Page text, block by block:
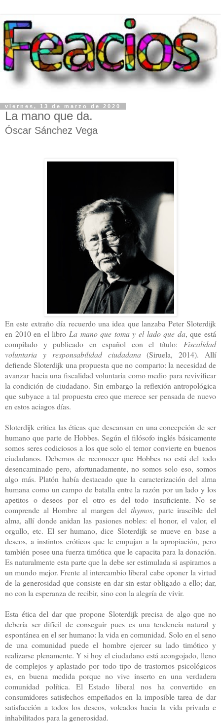
viernes, 13 de marzo de 2020
La mano que da.
Óscar Sánchez Vega
En este extraño día recuerdo una idea que lanzaba Peter Sloterdijk
en 2010 en el libro La mano que toma y el lado que da, que está
compilado y publicado en español con el título: Fiscalidad
voluntaria y responsabilidad ciudadana(Siruela, 2014). Allí
defiende Sloterdijk una propuesta que no comparto: la necesidad de
avanzar hacia una fiscalidad voluntaria como medio para revivificar
la condición de ciudadano. Sin embargo la reflexión antropológica
que subyace a tal propuesta creo que merece ser pensada de nuevo
en estos aciagos días.
Sloterdijk critica las éticas que descansan en una concepción de ser
humano que parte de Hobbes. Según el filósofo inglés básicamente
somos seres codiciosos a los que solo el temor convierte en buenos
ciudadanos. Debemos de reconocer que Hobbes no está del todo
desencaminado pero, afortunadamente, no somos solo eso, somos
algo más. Platón había destacado que la caracterización del alma
humana como un campo de batalla entre la razón por un lado y los
apetitos o deseos por el otro es del todo insuficiente. No se
comprende al Hombre al margen del thymos, parte irascible del
alma, allí donde anidan las pasiones nobles: el honor, el valor, el
orgullo, etc. El ser humano, dice Sloterdijk se mueve en base a
deseos, a instintos eróticos que le empujan a la apropiación, pero
también posee una fuerza timótica que le capacita para la donación.
Es naturalmente esta parte que la debe ser estimulada si aspiramos a
un mundo mejor. Frente al intercambio liberal cabe oponer la virtud
de la generosidad que consiste en dar sin estar obligado a ello; dar,
no con la esperanza de recibir, sino con la alegría de vivir.
Esta ética del dar que propone Sloterdijk precisa de algo que no
debería ser difícil de conseguir pues es una tendencia natural y
espontánea en el ser humano: la vida en comunidad. Solo en el seno
de una comunidad puede el hombre ejercer su lado timótico y
realizarse plenamente. Y si hoy el ciudadano está acongojado, lleno
de complejos y aplastado por todo tipo de trastornos psicológicos
es, en buena medida porque no vive inserto en una verdadera
comunidad política. El Estado liberal nos ha convertido en
consumidores satisfechos empeñados en la imposible tarea de dar
satisfacción a todos los deseos, volcados hacia la vida privada e
inhabilitados para la generosidad.